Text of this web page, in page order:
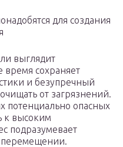
для создания
выглядит
время сохраняет
и безупречный
от загрязнений.
потенциально опасных
к высоким
подразумевает
перемещении.